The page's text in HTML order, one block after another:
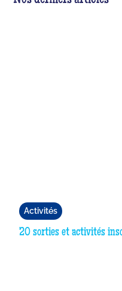
Activités
20 sorties et activités